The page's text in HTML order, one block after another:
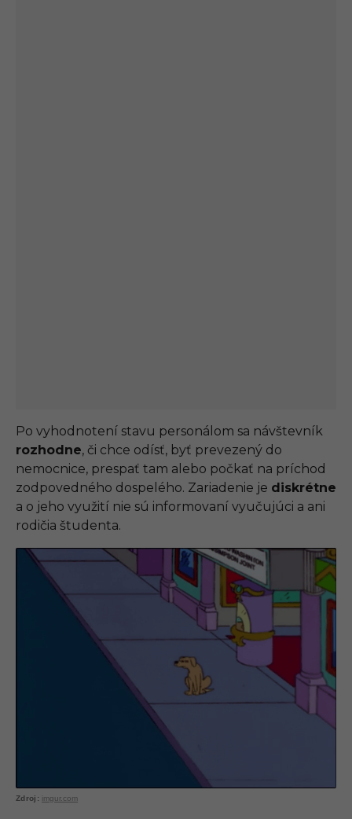
Po vyhodnotení stavu personálom sa návštevník
rozhodne, či chce odísť, byť prevezený do
nemocnice, prespať tam alebo počkať na príchod
zodpovedného dospelého. Zariadenie je diskrétne
a o jeho využití nie sú informovaní vyučujúci a ani
rodičia študenta.
imgur.com